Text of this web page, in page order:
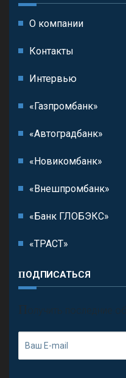
О компании
Контакты
Интервью
«Газпромбанк»
«Автоградбанк»
«Новикомбанк»
«Внешпромбанк»
«Банк ГЛОБЭКС»
«ТРАСТ»
ПОДПИСАТЬСЯ
П олучить последние